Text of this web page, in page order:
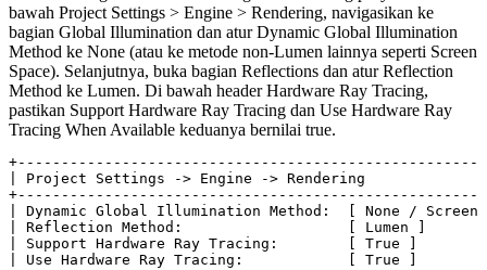
bawah Project Settings > Engine > Rendering, navigasikan ke
bagian Global Illumination dan aturDynamic Global Illumination
Method ke None (atau ke metode non-Lumen lainnya seperti Screen
Space). Selanjutnya, buka bagian Reflections dan aturReflection
Method ke Lumen. Di bawah headerHardware Ray Tracing,
pastikan Support Hardware Ray Tracing dan Use Hardware Ray
Tracing When Available keduanya bernilai true.
| Project Settings -> Engine -> Rendering
| Dynamic Global Illumination Method:  [ None /
| Reflection Method:                   [ Lumen ]
| Support Hardware Ray Tracing:        [ True ]
| Use Hardware Ray Tracing:            [ True ]